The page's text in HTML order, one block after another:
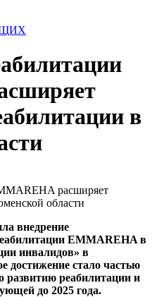
в
внедрение
EMMAREHA в
инвалидов» в
достижение стало частью
развитию реабилитации и
до 2025 года.